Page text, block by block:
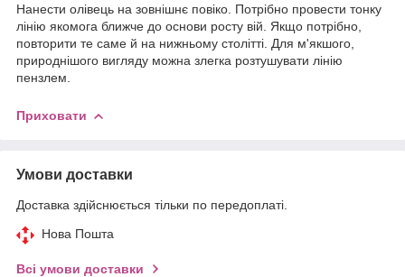
Нанести олівець на зовнішнє повіко. Потрібно провести тонку
лінію якомога ближче до основи росту вій. Якщо потрібно,
повторити те саме й на нижньому столітті. Для м'якшого,
природнішого вигляду можна злегка розтушувати лінію
пензлем.
Приховати
Умови доставки
Доставка здійснюється тільки по передоплаті.
Нова Пошта
Всі умови доставки